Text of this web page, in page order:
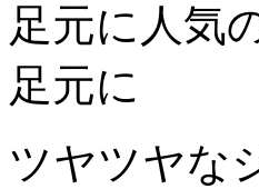
足元に人気
足元に
ツヤツヤな